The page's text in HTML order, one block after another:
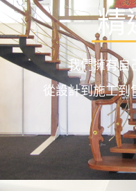
精
我們擁有自
從設計到施工